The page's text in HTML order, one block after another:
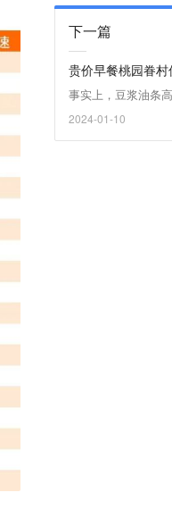
下一篇
贵价早餐桃园眷
事实上，豆浆油条
2024-01-10